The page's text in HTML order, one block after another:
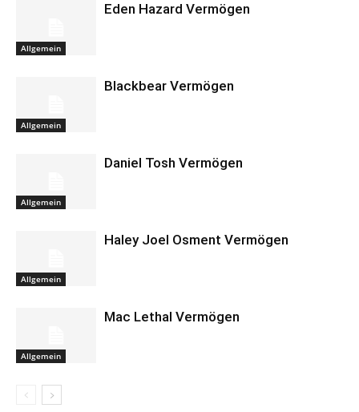
Allgemein
Eden Hazard Vermögen
Allgemein
Blackbear Vermögen
Allgemein
Daniel Tosh Vermögen
Allgemein
Haley Joel Osment Vermögen
Allgemein
Mac Lethal Vermögen